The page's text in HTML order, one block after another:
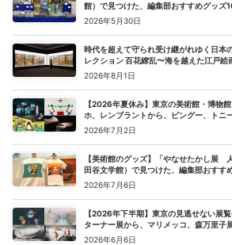
館）で見つけた、編集部おすすめグッズ
2026年5月30日
時代を超えて守られ受け継がれゆく日本
レクション 百花繚乱〜海を越えた
2026年8月1日
【2026年夏休み】東京の美術館・博物
ホ、レンブラントから、ピングー、トニ
2026年7月2日
【美術館のグッズ】「やなせたかし展
田谷文学館）で見つけた、編集部おすす
2026年7月6日
【2026年下半期】東京の見逃せない展
ターナー展から、マリメッコ、森万里子
2026年6月6日